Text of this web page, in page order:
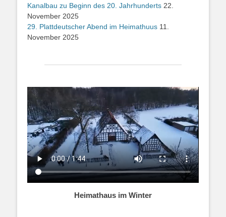
Kanalbau zu Beginn des 20. Jahrhunderts 22.
November 2025
29. Plattdeutscher Abend im Heimathuus 11.
November 2025
Heimathaus im Winter